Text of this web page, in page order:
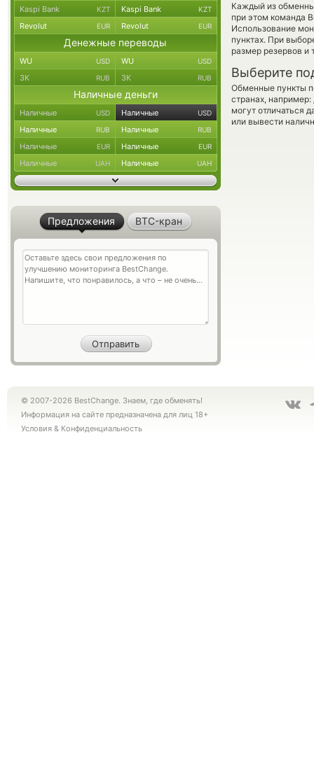
Каждый из
при этом команда
Использование
пунктах. При
размер резервов и
Выберите
Обменные пункты
странах, например:
могут отличаться
или вывести
Kaspi Bank KZT Kaspi Bank KZT
Revolut EUR Revolut EUR
Денежные переводы
WU USD WU USD
ЗК RUB ЗК RUB
Наличные деньги
Наличные USD Наличные USD
Наличные RUB Наличные RUB
Наличные EUR Наличные EUR
Наличные UAH Наличные UAH
Предложения BTC-кран
© 2007-2026 BestChange. Знаем, где обменять!
Информация на сайте предназначена для лиц 18+
Условия & Конфиденциальность